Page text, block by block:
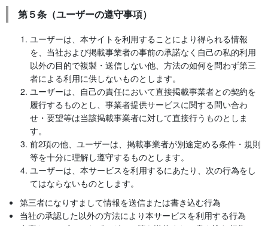
第５条（ユーザーの遵守事項）
ユーザーは、本サイトを利用することにより得られる情報
を、当社および掲載事業者の事前の承諾なく自己の私的利用
以外の目的で複製・送信しない他、方法の如何を問わず第三
者による利用に供しないものとします。
ユーザーは、自己の責任において直接掲載事業者との契約を
履行するものとし、事業者提供サービスに関する問い合わ
せ・要望等は当該掲載事業者に対して直接行うものとしま
す。
前2項の他、ユーザーは、掲載事業者が別途定める条件・規則
等を十分に理解し遵守するものとします。
ユーザーは、本サービスを利用するにあたり、次の行為をし
てはならないものとします。
第三者になりすまして情報を送信または書き込む行為
当社の承認した以外の方法により本サービスを利用する行為